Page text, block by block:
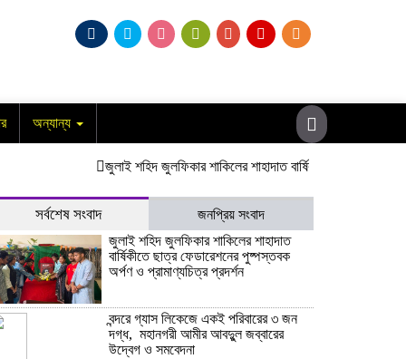
অন্যান্য
​জুলাই শহিদ জুলফিকার শাকিলের শাহাদাত বার্ষিকীতে ছাত্র ফেডারেশনের
সর্বশেষ সংবাদ
জনপ্রিয় সংবাদ
​জুলাই শহিদ জুলফিকার শাকিলের শাহাদাত
বার্ষিকীতে ছাত্র ফেডারেশনের পুষ্পস্তবক
অর্পণ ও প্রামাণ্যচিত্র প্রদর্শন
বন্দরে গ্যাস লিকেজে একই পরিবারের ৩ জন
দগ্ধ, মহানগরী আমীর আবদুুল জব্বারের
উদ্বেগ ও সমবেদনা